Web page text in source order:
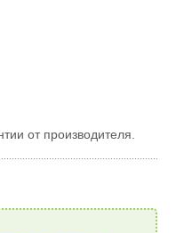
от производителя.